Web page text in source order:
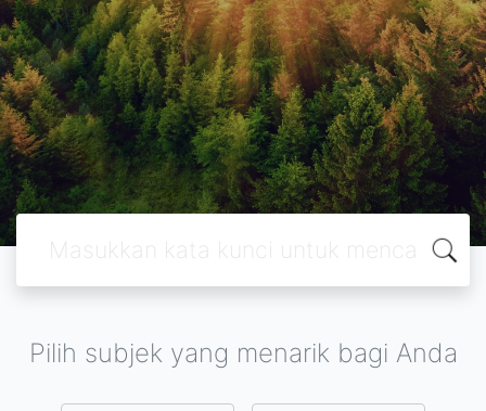
Pilih subjek yang menarik bagi Anda